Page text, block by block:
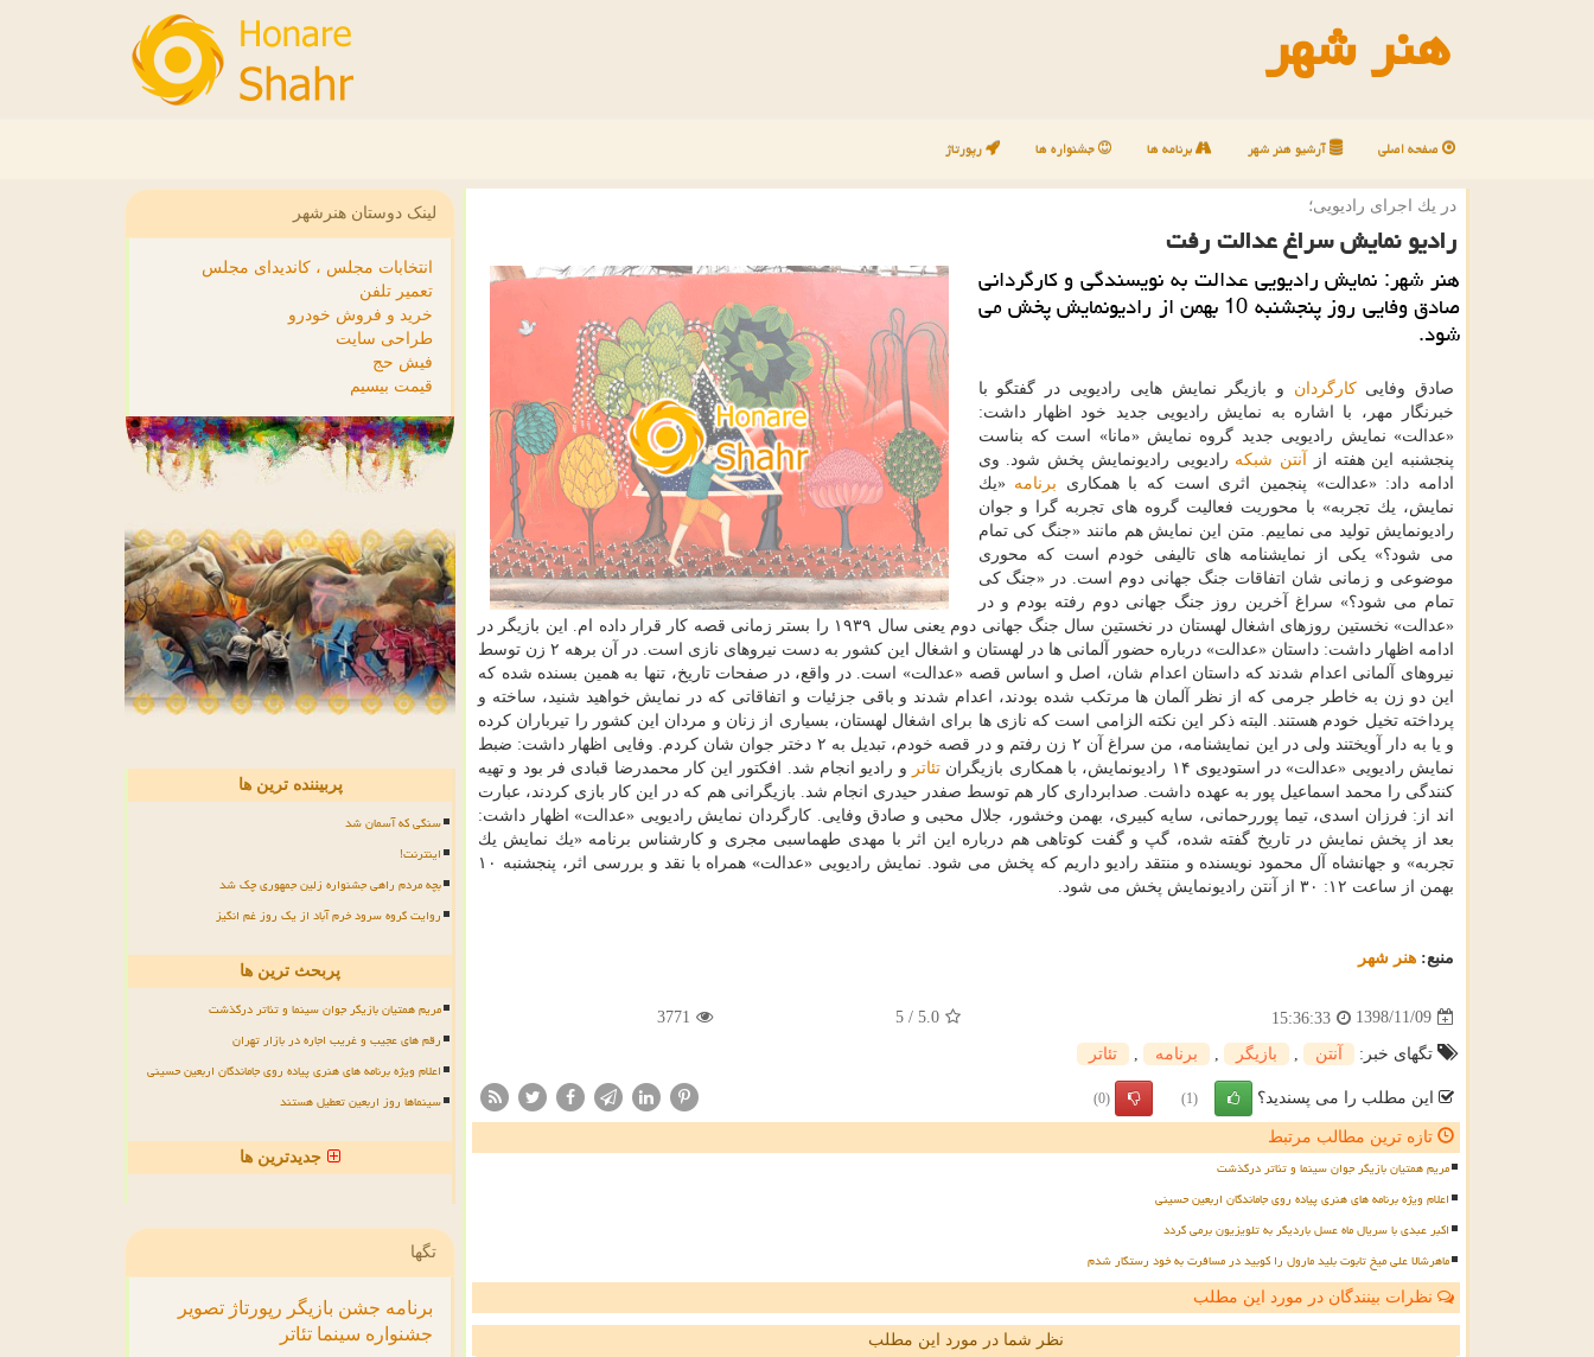
هنر شهر
صفحه اصلی آرشیو هنر شهر برنامه ها جشنواره ها رپورتاژ
در یك اجرای رادیویی؛
رادیو نمایش سراغ عدالت رفت
هنر شهر: نمایش رادیویی عدالت به نویسندگی و كارگردانی
صادق وفایی روز پنجشنبه 10 بهمن از رادیونمایش پخش می
شود.
صادق وفاییكارگردان و بازیگر نمایش هایی رادیویی در گفتگو با
خبرنگار مهر، با اشاره به نمایش رادیویی جدید خود اظهار داشت:
«عدالت» نمایش رادیویی جدید گروه نمایش «مانا» است كه بناست
پنجشنبه این هفته از
آنتن شبكه رادیویی رادیونمایش پخش شود. وی
ادامه داد: «عدالت» پنجمین اثری است كه با همكاری برنامه «یك
نمایش، یك تجربه» با محوریت فعالیت گروه های تجربه گرا و جوان
رادیونمایش تولید می نماییم. متن این نمایش هم مانند «جنگ كی تمام
می شود؟» یكی از نمایشنامه های تالیفی خودم است كه محوری
موضوعی و زمانی شان اتفاقات جنگ جهانی دوم است. در «جنگ كی
تمام می شود؟» سراغ آخرین روز جنگ جهانی دوم رفته بودم و در
«عدالت» نخستین روزهای اشغال لهستان در نخستین سال جنگ جهانی دوم یعنی سال ۱۹۳۹ را بستر زمانی قصه كار قرار داده ام. این بازیگر در
ادامه اظهار داشت: داستان «عدالت» درباره حضور آلمانی ها در لهستان و اشغال این كشور به دست نیروهای نازی است. در آن برهه ۲ زن توسط
نیروهای آلمانی اعدام شدند كه داستان اعدام شان، اصل و اساس قصه «عدالت» است. در واقع، در صفحات تاریخ، تنها به همین بسنده شده كه
این دو زن به خاطر جرمی كه از نظر آلمان ها مرتكب شده بودند، اعدام شدند و باقی جزئیات و اتفاقاتی كه در نمایش خواهید شنید، ساخته و
پرداخته تخیل خودم هستند. البته ذكر این نكته الزامی است كه نازی ها برای اشغال لهستان، بسیاری از زنان و مردان این كشور را تیرباران كرده
و یا به دار آویختند ولی در این نمایشنامه، من سراغ آن ۲ زن رفتم و در قصه خودم، تبدیل به ۲ دختر جوان شان كردم. وفایی اظهار داشت: ضبط
نمایش رادیویی «عدالت» در استودیوی ۱۴ رادیونمایش، با همكاری بازیگران
تئاتر و رادیو انجام شد. افكتور این كار محمدرضا قبادی فر بود و تهیه
كنندگی را محمد اسماعیل پور به عهده داشت. صدابرداری كار هم توسط صفدر حیدری انجام شد. بازیگرانی هم كه در این كار بازی كردند، عبارت
اند از: فرزان اسدی، تیما پوررحمانی، سایه كبیری، بهمن وخشور، جلال محبی و صادق وفایی. كارگردان نمایش رادیویی «عدالت» اظهار داشت:
بعد از پخش نمایش در تاریخ گفته شده، گپ و گفت كوتاهی هم درباره این اثر با مهدی طهماسبی مجری و كارشناس برنامه «یك نمایش یك
تجربه» و جهانشاه آل محمود نویسنده و منتقد رادیو داریم كه پخش می شود. نمایش رادیویی «عدالت» همراه با نقد و بررسی اثر، پنجشنبه ۱۰
بهمن از ساعت ۱۲: ۳۰ از آنتن رادیونمایش پخش می شود.
منبع: هنر شهر
1398/11/09
15:36:33
5.0
/
5
3771
تگهای خبر: آنتن بازیگر برنامه تئاتر
این مطلب را می پسندید؟ (1)
(0)
تازه ترین مطالب مرتبط
مریم همتیان بازیگر جوان سینما و تئاتر درگذشت
اعلام ویژه برنامه های هنری پیاده روی جاماندگان اربعین حسینی
اکبر عبدی با سریال ماه عسل باردیگر به تلویزیون برمی گردد
ماهرشالا علی میخ تابوت بلید مارول را کوبید در مسافرت به خود رستگار شدم
نظرات بینندگان در مورد این مطلب
نظر شما در مورد این مطلب
لینک دوستان هنرشهر
انتخابات مجلس ، کاندیدای مجلس
تعمیر تلفن
خرید و فروش خودرو
طراحی سایت
فیش حج
قیمت بیسیم
پربیننده ترین ها
سنگی که آسمان شد
اینترنت!
بچه مردم راهی جشنواره زلین جمهوری چک شد
روایت گروه سرود خرم آباد از یک روز غم انگیز
پربحث ترین ها
مریم همتیان بازیگر جوان سینما و تئاتر درگذشت
رقم های عجیب و غریب اجاره در بازار تهران
اعلام ویژه برنامه های هنری پیاده روی جاماندگان اربعین حسینی
سینماها روز اربعین تعطیل هستند
جدیدترین ها
تگها
برنامه جشن بازیگر رپورتاژ تصویر
جشنواره سینما تئاتر